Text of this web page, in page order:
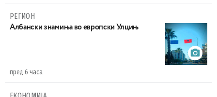
РЕГИОН
Aлбански знамиња во европски Улцињ
пред 6 часа